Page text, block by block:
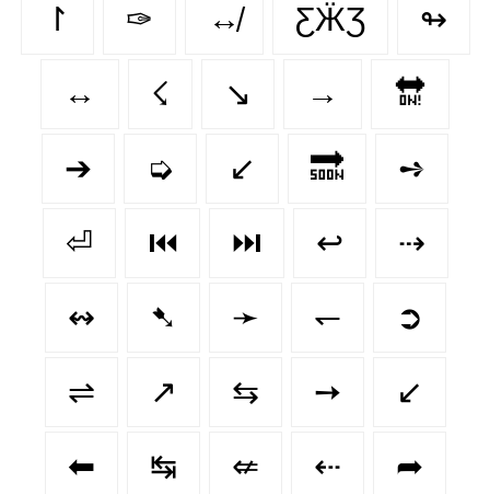
↾ ✑ ↮ ƸӜƷ ↬
↔️ ☇ ↘️ → 🔛
➔ ➭ ↙ 🔜 ➺
⏎ ⏮️ ⏭️ ↩ ⇢
↭ ➷ ➛ ↽ ➲
⇌ ↗ ⇆ ➙ ↙️
⬅ ↹ ⇍ ⇠ ➦